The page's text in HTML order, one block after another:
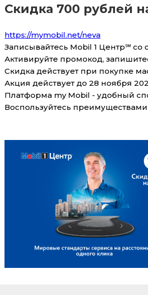
Скидка 700 рублей
https://mymobil.net/neva
Записывайтесь Mobil 1 Центр℠ со
Активируйте промокод,
Скидка действует при покупке
Акция действует до 28 ноября
Платформа my Mobil - удобный
Воспользуйтесь